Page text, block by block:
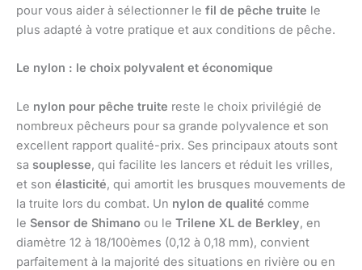
pour vous aider à sélectionner le fil de pêche truite le
plus adapté à votre pratique et aux conditions de pêche.
Le nylon : le choix polyvalent et économique
Le nylon pour pêche truite reste le choix privilégié de
nombreux pêcheurs pour sa grande polyvalence et son
excellent rapport qualité-prix. Ses principaux atouts sont
sa souplesse, qui facilite les lancers et réduit les vrilles,
et son élasticité, qui amortit les brusques mouvements de
la truite lors du combat. Un nylon de qualité comme
le Sensor de Shimano ou le Trilene XL de Berkley, en
diamètre 12 à 18/100èmes (0,12 à 0,18 mm), convient
parfaitement à la majorité des situations en rivière ou en